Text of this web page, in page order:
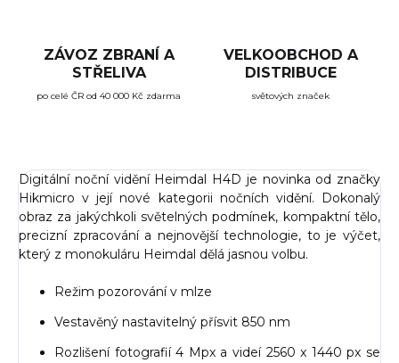
ZÁVOZ ZBRANÍ A
STŘELIVA
po celé ČR od 40 000 Kč zdarma
VELKOOBCHOD A
DISTRIBUCE
světových značek
Digitální noční vidění Heimdal H4D je novinka od značky
Hikmicro v její nové kategorii nočních vidění. Dokonalý
obraz za jakýchkoli světelných podmínek, kompaktní tělo,
precizní zpracování a nejnovější technologie, to je výčet,
který z monokuláru Heimdal dělá jasnou volbu.
Režim pozorování v mlze
Vestavěný nastavitelný přísvit 850 nm
Rozlišení fotografií 4 Mpx a videí 2560 x 1440 px se